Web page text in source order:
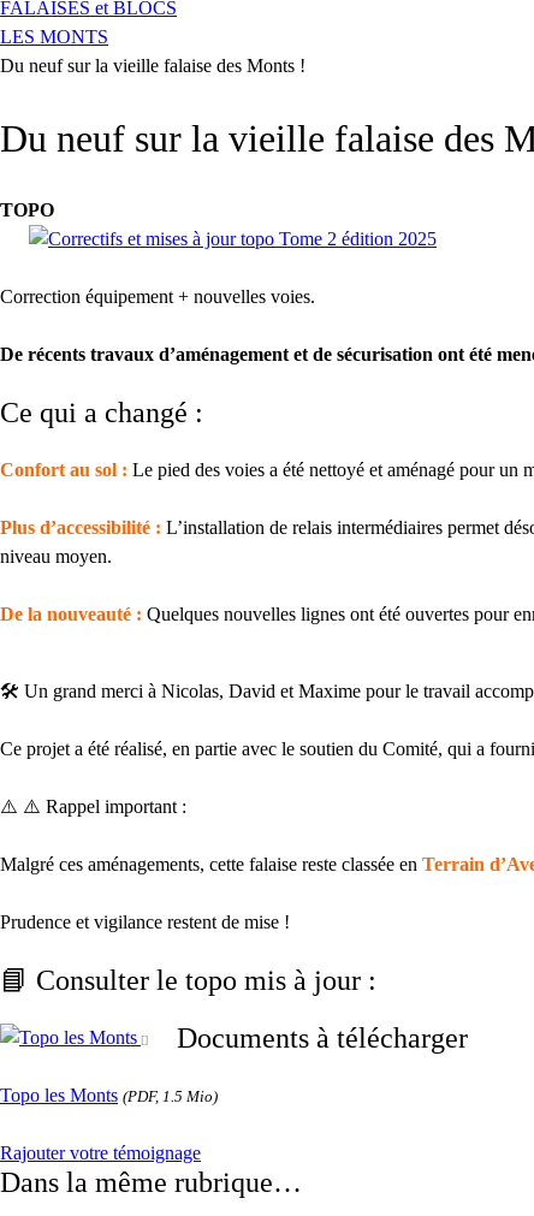
FALAISES et BLOCS
LES MONTS
Du neuf sur la vieille falaise des Monts !
Du neuf sur la vieille falaise des
TOPO
Correction équipement + nouvelles voies.
De récents travaux d’aménagement et de sécurisation ont été
Ce qui a changé :
Confort au sol : Le pied des voies a été nettoyé et aménagé pour un
Plus d’accessibilité : L’installation de relais intermédiaires permet
niveau moyen.
De la nouveauté : Quelques nouvelles lignes ont été ouvertes pour
🛠️ Un grand merci à Nicolas, David et Maxime pour le travail
Ce projet a été réalisé, en partie avec le soutien du Comité, qui a
⚠️ ⚠️ Rappel important :
Malgré ces aménagements, cette falaise reste classée en Terrain
Prudence et vigilance restent de mise !
📘 Consulter le topo mis à jour :
Documents à télécharger
Topo les Monts (PDF, 1.5 Mio)
Rajouter votre témoignage
Dans la même rubrique…